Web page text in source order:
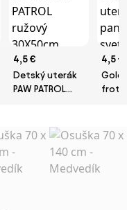
4,5 €
Detský uterák
PAW PATROL
Setino
4,5 €
froté
50